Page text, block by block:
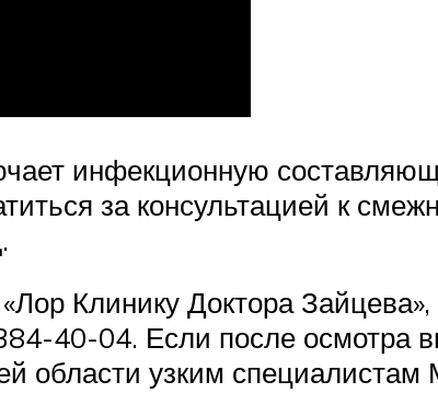
инфекционную
за консультацией к
Клинику Доктора
40-04. Если после осмотра
области узким специалистам